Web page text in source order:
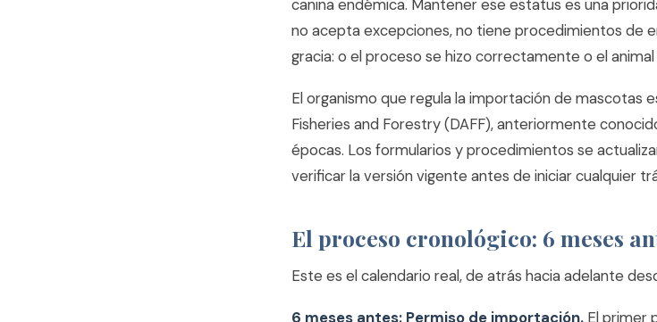
canina endémica. Mantener ese estatus es una
no acepta excepciones, no tiene procedimientos de
gracia: o el proceso se hizo correctamente o el
El organismo que regula la importación de mascotas
Fisheries and Forestry (DAFF), anteriormente
épocas. Los formularios y procedimientos se
verificar la versión vigente antes de iniciar cualquier
El proceso cronológico: 6 meses
Este es el calendario real, de atrás hacia adelante
6 meses antes: Permiso de importación. El primer